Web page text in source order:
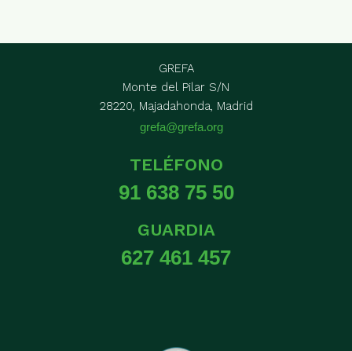
GREFA
Monte del Pilar S/N
28220, Majadahonda, Madrid
grefa@grefa.org
TELÉFONO
91 638 75 50
GUARDIA
627 461 457